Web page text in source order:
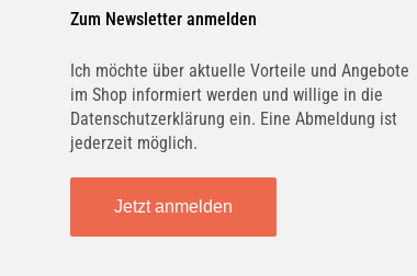
Zum Newsletter anmelden
Ich möchte über aktuelle Vorteile und Angebote
im Shop informiert werden und willige in die
Datenschutzerklärung ein. Eine Abmeldung ist
jederzeit möglich.
Jetzt anmelden